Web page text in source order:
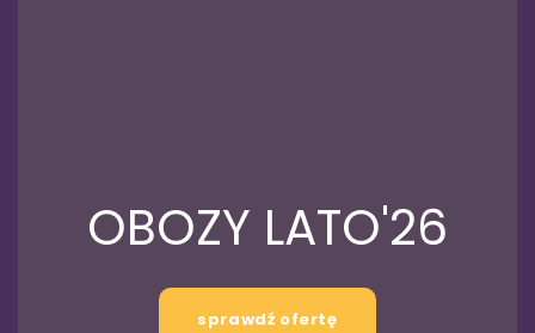
OBOZY LATO'26
sprawdź ofertę